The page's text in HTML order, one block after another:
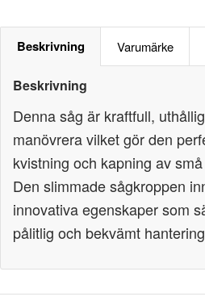
Beskrivning Varumärke
Beskrivning
Denna såg är kraftfull,
manövrera vilket gör den
kvistning och kapning av
Den slimmade sågkroppen
innovativa egenskaper som
pålitlig och bekvämt